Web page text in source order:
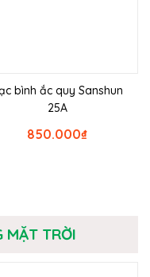
bình ắc quy Sanshun
25A
₫
850.000
MẶT TRỜI